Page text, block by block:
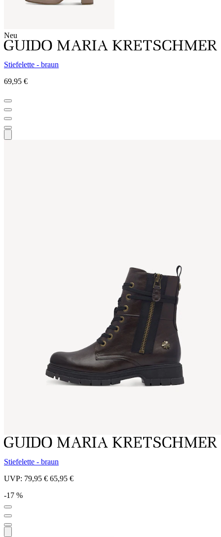
Neu
Stiefelette - braun
69,95 €
Stiefelette - braun
UVP: 79,95 € 65,95 €
-17 %